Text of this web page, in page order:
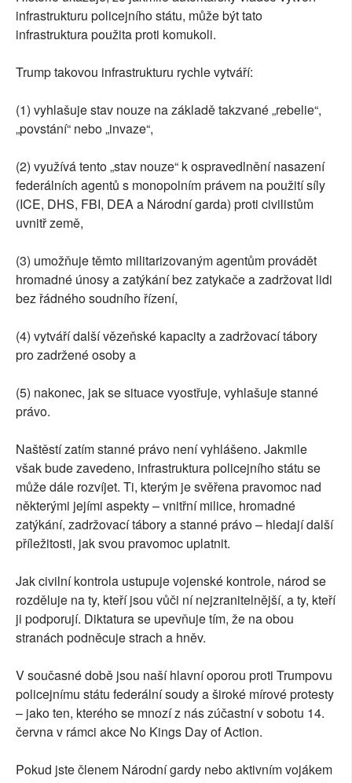
infrastrukturu policejního státu, může být tato
infrastruktura použita proti komukoli.
Trump takovou infrastrukturu rychle vytváří:
(1) vyhlašuje stav nouze na základě takzvané „rebelie“,
„povstání“ nebo „invaze“,
(2) využívá tento „stav nouze“ k ospravedlnění nasazení
federálních agentů s monopolním právem na použití síly
(ICE, DHS, FBI, DEA a Národní garda) proti civilistům
uvnitř země,
(3) umožňuje těmto militarizovaným agentům provádět
hromadné únosy a zatýkání bez zatykače a zadržovat lidi
bez řádného soudního řízení,
(4) vytváří další vězeňské kapacity a zadržovací tábory
pro zadržené osoby a
(5) nakonec, jak se situace vyostřuje, vyhlašuje stanné
právo.
Naštěstí zatím stanné právo není vyhlášeno. Jakmile
však bude zavedeno, infrastruktura policejního státu se
může dále rozvíjet. Ti, kterým je svěřena pravomoc nad
některými jejími aspekty – vnitřní milice, hromadné
zatýkání, zadržovací tábory a stanné právo – hledají další
příležitosti, jak svou pravomoc uplatnit.
Jak civilní kontrola ustupuje vojenské kontrole, národ se
rozděluje na ty, kteří jsou vůči ní nejzranitelnější, a ty, kteří
ji podporují. Diktatura se upevňuje tím, že na obou
stranách podněcuje strach a hněv.
V současné době jsou naší hlavní oporou proti Trumpovu
policejnímu státu federální soudy a široké mírové protesty
– jako ten, kterého se mnozí z nás zúčastní v sobotu 14.
června v rámci akce No Kings Day of Action.
Pokud jste členem Národní gardy nebo aktivním vojákem